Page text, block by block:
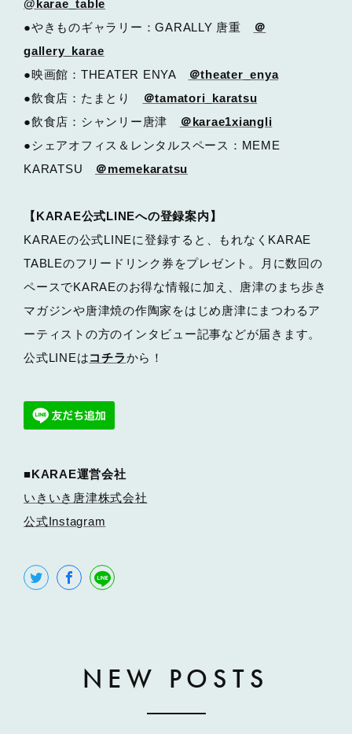
@karae_table
●やきものギャラリー：GARALLY 唐重
＠
gallery_karae
●映画館：THEATER ENYA
＠theater_enya
●飲食店：たまとり
＠tamatori_karatsu
●飲食店：シャンリー唐津
＠karae1xiangli
●シェアオフィス＆レンタルスペース：MEME
KARATSU
＠memekaratsu
【KARAE公式LINEへの登録案内】
KARAEの公式LINEに登録すると、もれなくKARAE
TABLEのフリードリンク券をプレゼント。月に数回の
ペースでKARAEのお得な情報に加え、唐津のまち歩き
マガジンや唐津焼の作陶家をはじめ唐津にまつわるア
ーティストの方のインタビュー記事などが届きます。
公式LINEはコチラから！
■KARAE運営会社
いきいき唐津株式会社
公式Instagram
NEW POSTS